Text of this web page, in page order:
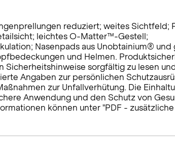
reduziert; weites Sichtfeld;
leichtes O-Matter™-Gestell;
Nasenpads aus Unobtainium® und
und Helmen.
sorgfältig zu lesen
Angaben zur persönlichen
zur Unfallverhütung. Die
Anwendung und den Schutz von
können unter "PDF - zusätzliche